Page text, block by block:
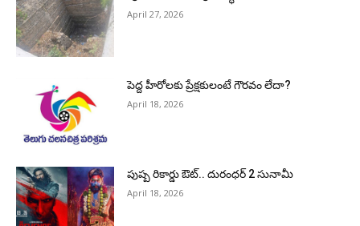
April 27, 2026
పెద్ద హీరోల‌కు ప్రేక్ష‌కులంటే గౌర‌వం లేదా?
April 18, 2026
పుష్ప రికార్డు ఔట్‌.. దురంధ‌ర్ 2 సునామీ
April 18, 2026